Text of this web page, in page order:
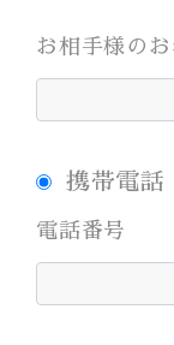
お相手様のお
携帯電話
電話番号